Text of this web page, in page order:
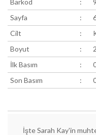
Barkod
:
Sayfa
:
Cilt
:
Boyut
:
İlk Basım
:
Son Basım
:
İşte Sarah Kay'in